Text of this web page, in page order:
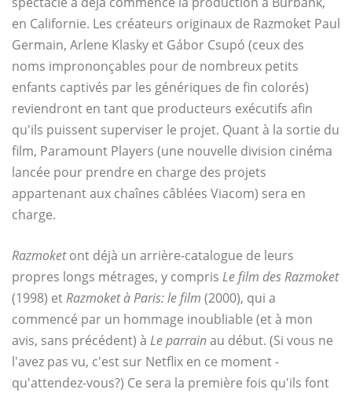
en Californie. Les créateurs originaux de Razmoket Paul
Germain, Arlene Klasky et Gábor Csupó (ceux des
noms imprononçables pour de nombreux petits
enfants captivés par les génériques de fin colorés)
reviendront en tant que producteurs exécutifs afin
qu'ils puissent superviser le projet. Quant à la sortie du
film, Paramount Players (une nouvelle division cinéma
lancée pour prendre en charge des projets
appartenant aux chaînes câblées Viacom) sera en
charge.
Razmoketont déjà un arrière-catalogue de leurs
propres longs métrages, y compris Le film des Razmoket
(1998) etRazmoket à Paris: le film (2000), qui a
commencé par un hommage inoubliable (et à mon
avis, sans précédent) à Le parrainau début. (Si vous ne
l'avez pas vu, c'est sur Netflix en ce moment -
qu'attendez-vous?) Ce sera la première fois qu'ils font